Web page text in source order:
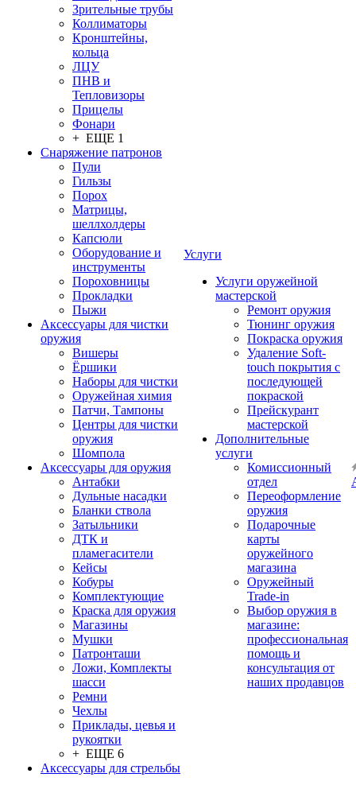
Зрительные трубы
Коллиматоры
Кронштейны,
кольца
ЛЦУ
ПНВ и
Тепловизоры
Прицелы
Фонари
+ ЕЩЕ 1
Снаряжение патронов
Пули
Гильзы
Порох
Матрицы,
шеллхолдеры
Капсюли
Оборудование и
инструменты
Пороховницы
Прокладки
Пыжи
Аксессуары для чистки
оружия
Вишеры
Ёршики
Наборы для чистки
Оружейная химия
Патчи, Тампоны
Центры для чистки
оружия
Шомпола
Аксессуары для оружия
Антабки
Дульные насадки
Бланки ствола
Затыльники
ДТК и
пламегасители
Кейсы
Кобуры
Комплектующие
Краска для оружия
Магазины
Мушки
Патронташи
Ложи, Комплекты
шасси
Ремни
Чехлы
Приклады, цевья и
рукоятки
+ ЕЩЕ 6
Аксессуары для стрельбы
Услуги
Услуги оружейной
мастерской
Ремонт оружия
Тюнинг оружия
Покраска оружия
Удаление Soft-
touch покрытия с
последующей
покраской
Прейскурант
мастерской
Дополнительные
услуги
Комиссионный
отдел
Переоформление
оружия
Подарочные
карты
оружейного
магазина
Оружейный
Trade-in
Выбор оружия в
магазине:
профессиональная
помощь и
консультация от
наших продавцов